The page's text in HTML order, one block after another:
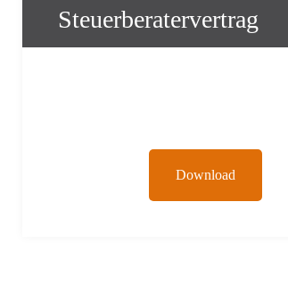
Steuerberatervertrag
Download